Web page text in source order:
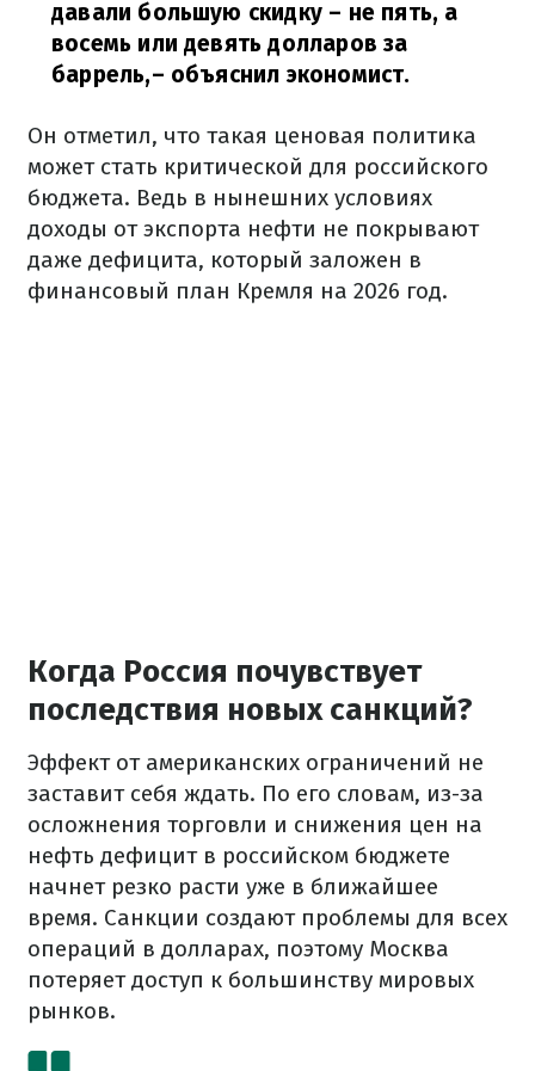
давали большую скидку – не пять, а
восемь или девять долларов за
баррель,– объяснил экономист.
Он отметил, что такая ценовая политика
может стать критической для российского
бюджета. Ведь в нынешних условиях
доходы от экспорта нефти не покрывают
даже дефицита, который заложен в
финансовый план Кремля на 2026 год.
Когда Россия почувствует
последствия новых санкций?
Эффект от американских ограничений не
заставит себя ждать. По его словам, из-за
осложнения торговли и снижения цен на
нефть дефицит в российском бюджете
начнет резко расти уже в ближайшее
время. Санкции создают проблемы для всех
операций в долларах, поэтому Москва
потеряет доступ к большинству мировых
рынков.